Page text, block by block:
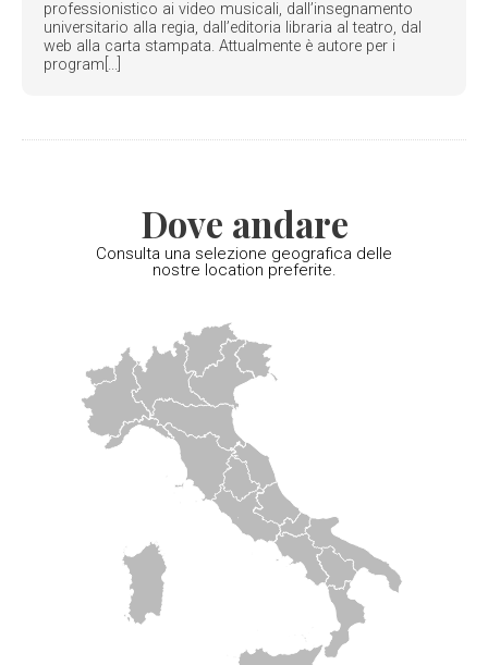
professionistico ai video musicali, dall’insegnamento
universitario alla regia, dall’editoria libraria al teatro, dal
web alla carta stampata. Attualmente è autore per i
program[...]
Dove andare
Consulta una selezione geografica delle
nostre location preferite.